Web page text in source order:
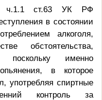
ч.1.1 ст.63 УК РФ
в состоянии
алкоголя,
обстоятельства,
поскольку именно
в которое
употребляя спиртные
контроль за